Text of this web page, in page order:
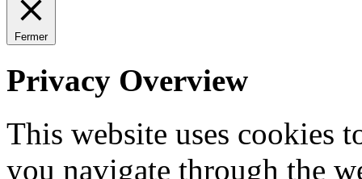
Fermer
Privacy Overview
This website uses cookies
you navigate through the